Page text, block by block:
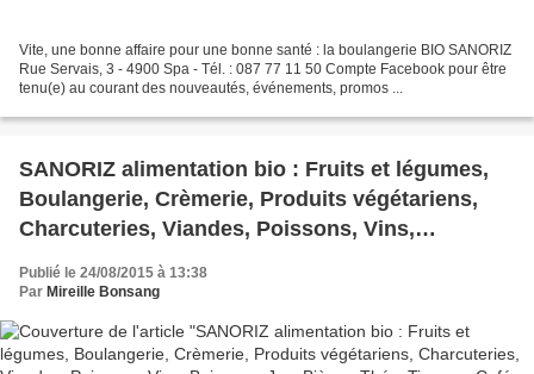
Vite, une bonne affaire pour une bonne santé : la boulangerie BIO SANORIZ
Rue Servais, 3 - 4900 Spa - Tél. : 087 77 11 50 Compte Facebook pour être
tenu(e) au courant des nouveautés, événements, promos ...
SANORIZ alimentation bio : Fruits et légumes,
Boulangerie, Crèmerie, Produits végétariens,
Charcuteries, Viandes, Poissons, Vins,
Boissons, Jus, Bières, Thés, Tisanes, Cafés,
Céréales, Mueslis, Produits d'hygiène, Produits
Publié le 24/08/2015 à 13:38
Par Mireille Bonsang